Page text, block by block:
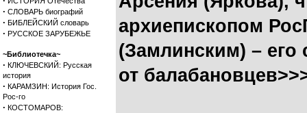
· СЛОВАРЬ биографий
· БИБЛЕЙСКИЙ словарь
· РУССКОЕ ЗАРУБЕЖЬЕ
~Библиотечка~
· КЛЮЧЕВСКИЙ: Русская
история
· КАРАМЗИН: История Гос.
Рос-го
· КОСТОМАРОВ:
архиепископом
(Замлинским) –
от